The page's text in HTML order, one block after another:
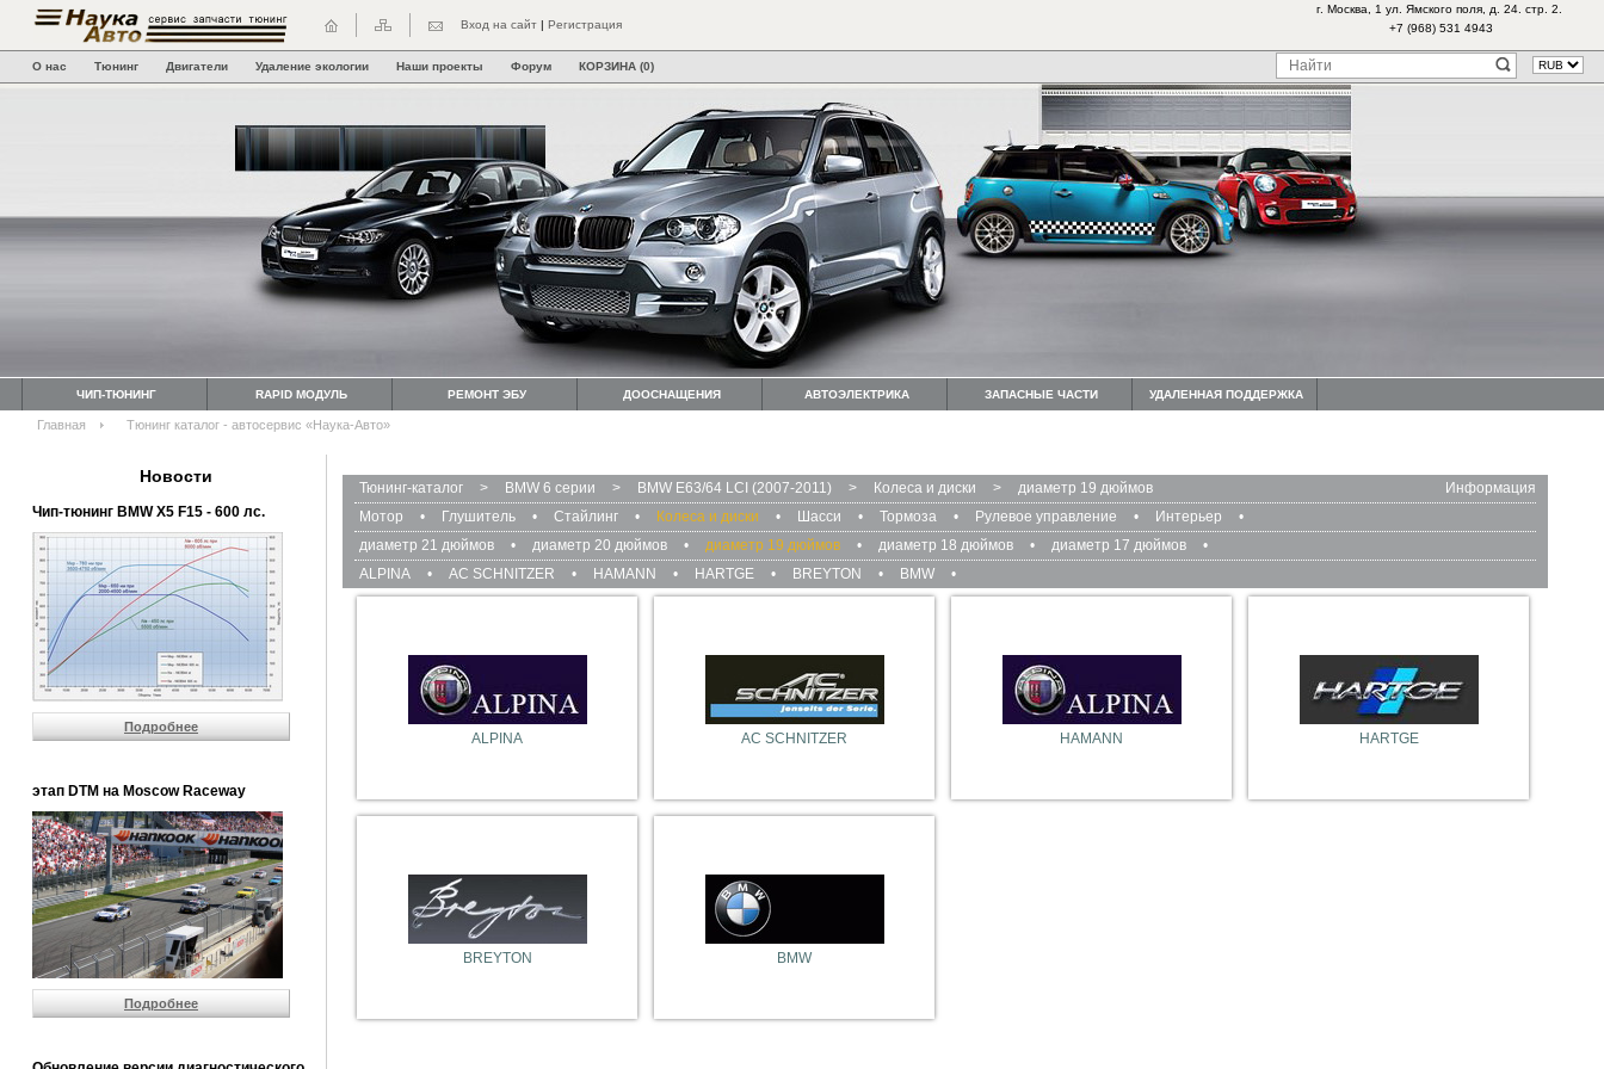
Вход на сайт | Регистрация
г. Москва, 1 ул. Ямского поля, д. 24. стр. 2.
+7 (968) 531 4943
О нас Тюнинг Двигатели Удаление экологии Наши проекты Форум КОРЗИНА (0)
ЧИП-ТЮНИНГ RAPID МОДУЛЬ РЕМОНТ ЭБУ ДООСНАЩЕНИЯ АВТОЭЛЕКТРИКА ЗАПАСНЫЕ ЧАСТИ УДАЛЕННАЯ ПОДДЕРЖКА
Главная Тюнинг каталог - автосервис «Наука-Авто»
Новости
Чип-тюнинг BMW Х5 F15 - 600 лс.
Подробнее
этап DTM на Moscow Raceway
Подробнее
Информация
Тюнинг-каталог > BMW 6 серии > BMW E63/64 LCI (2007-2011) > Колеса и диски >
диаметр 19 дюймов
Мотор
• Глушитель • Стайлинг • Колеса и диски • Шасси • Тормоза • Рулевое управление • Интерьер
•
диаметр 21 дюймов
• диаметр 20 дюймов • диаметр 19 дюймов • диаметр 18 дюймов • диаметр 17 дюймов
•
ALPINA
• AC SCHNITZER • HAMANN • HARTGE • BREYTON • BMW •
ALPINA AC SCHNITZER HAMANN HARTGE
BREYTON BMW